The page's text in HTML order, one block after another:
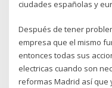
ciudades españolas y
Después de tener
empresa que el mismo
entonces todas sus
electricas cuando son
reformas Madrid así que